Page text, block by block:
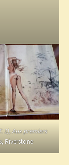
1), Aux premiers
, Riverstone